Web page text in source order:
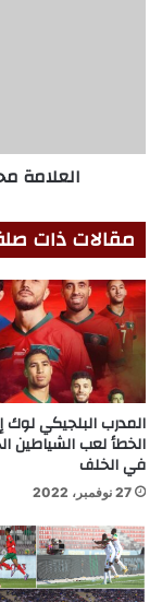
العلامة
مقالات ذات
المدرب البلجيكي لوك
الخطأ لعب الشياطين
في الخلف
27 نوفمبر، 2022